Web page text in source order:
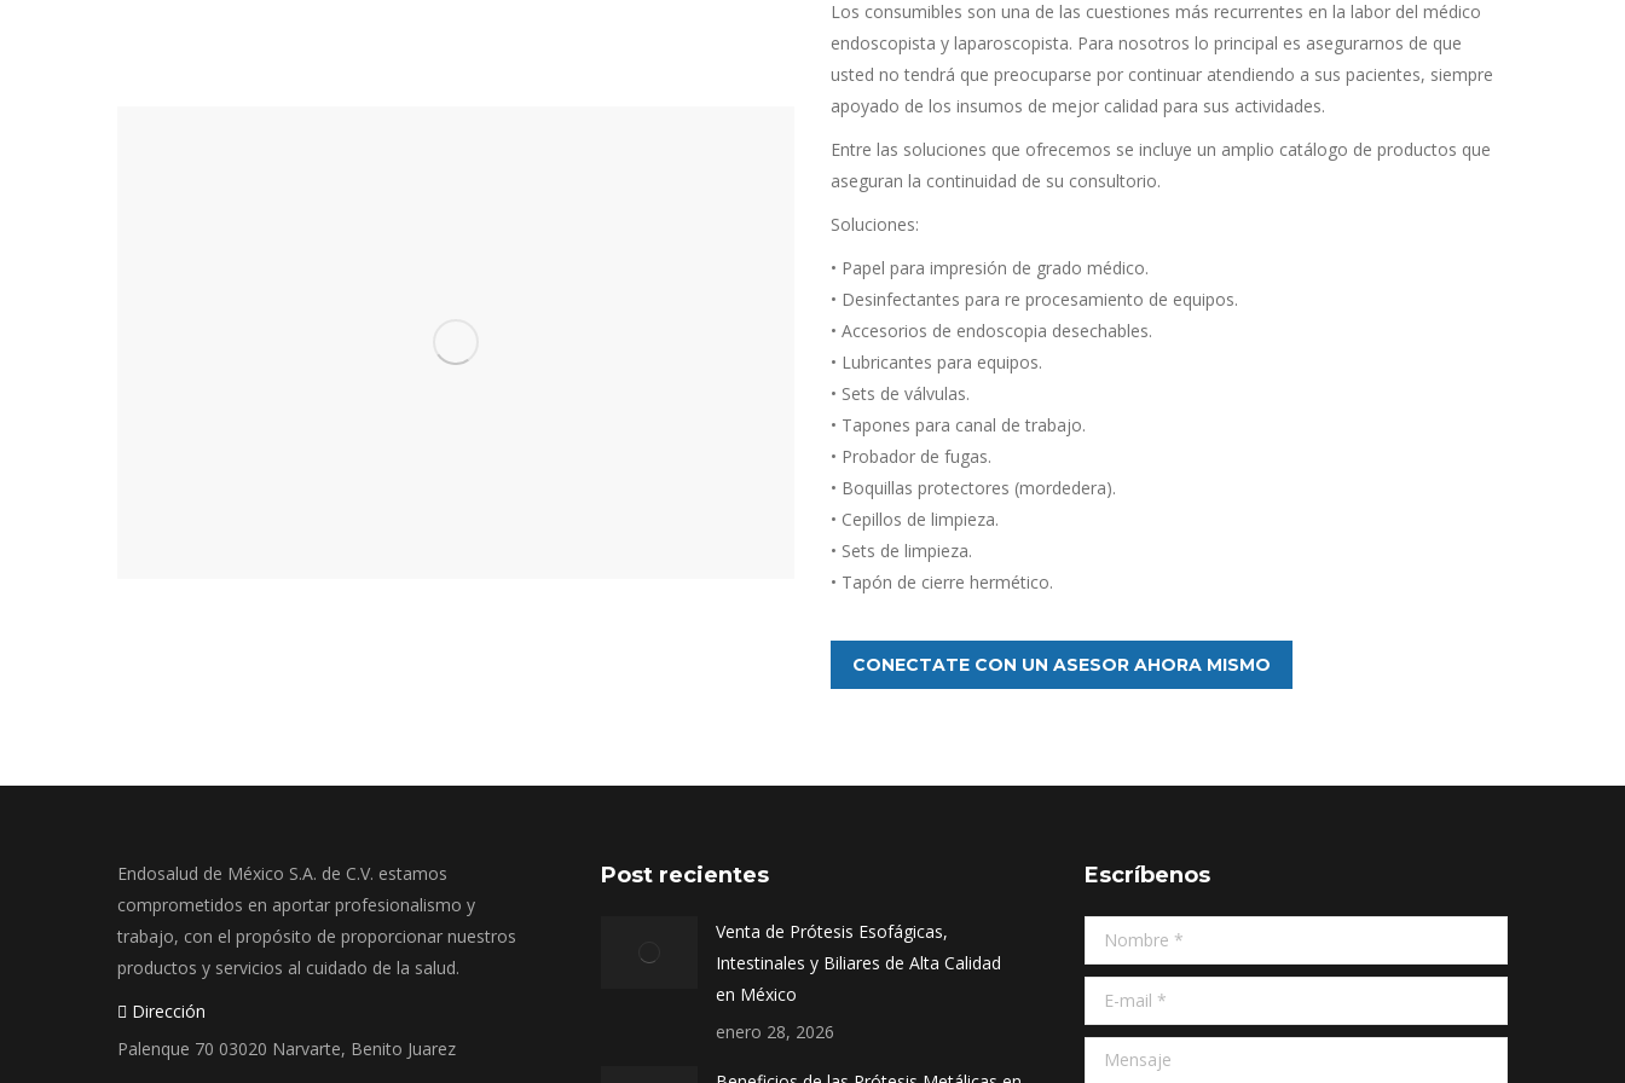
Los consumibles son una de las cuestiones más recurrentes en la labor del médico
endoscopista y laparoscopista. Para nosotros lo principal es asegurarnos de que
usted no tendrá que preocuparse por continuar atendiendo a sus pacientes, siempre
apoyado de los insumos de mejor calidad para sus actividades.
Entre las soluciones que ofrecemos se incluye un amplio catálogo de productos que
aseguran la continuidad de su consultorio.
Soluciones:
• Papel para impresión de grado médico.
• Desinfectantes para re procesamiento de equipos.
• Accesorios de endoscopia desechables.
• Lubricantes para equipos.
• Sets de válvulas.
• Tapones para canal de trabajo.
• Probador de fugas.
• Boquillas protectores (mordedera).
• Cepillos de limpieza.
• Sets de limpieza.
• Tapón de cierre hermético.
CONECTATE CON UN ASESOR AHORA MISMO
Endosalud de México S.A. de C.V. estamos
comprometidos en aportar profesionalismo y
trabajo, con el propósito de proporcionar nuestros
productos y servicios al cuidado de la salud.
Dirección
Palenque 70 03020 Narvarte, Benito Juarez
Post recientes
Venta de Prótesis Esofágicas,
Intestinales y Biliares de Alta Calidad
en México
enero 28, 2026
Escríbenos
Nombre *
E-mail *
Mensaje